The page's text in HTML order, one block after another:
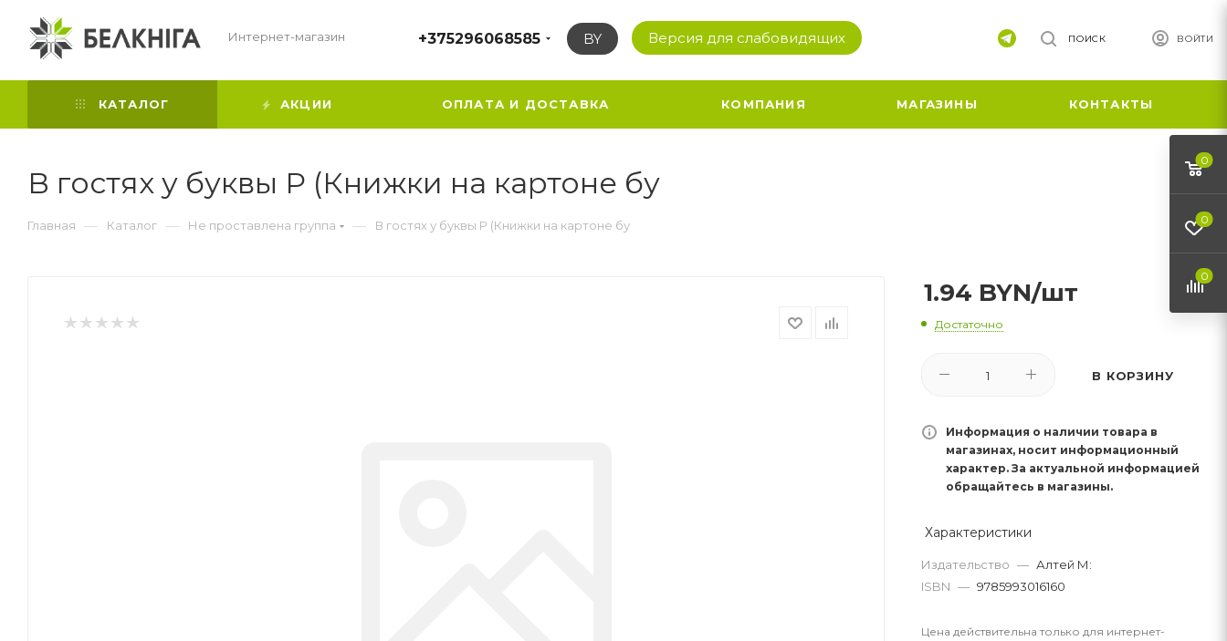
Интернет-магазин +375296068585 BY Версия для слабовидящих ВОЙТИ
ПОИСК
КАТАЛОГ АКЦИИ ОПЛАТА И ДОСТАВКА КОМПАНИЯ МАГАЗИНЫ КОНТАКТЫ
В гостях у буквы Р (Книжки на картоне бу
Главная — Каталог — Не проставлена группа — В гостях у буквы Р (Книжки на картоне бу
1.94 BYN/шт
Достаточно
В КОРЗИНУ
Информация о наличии товара в
магазинах, носит информационный
характер. За актуальной информацией
обращайтесь в магазины.
Характеристики
Издательство — Алтей М:
ISBN — 9785993016160
Цена действительна только для интернет-
0
0
0